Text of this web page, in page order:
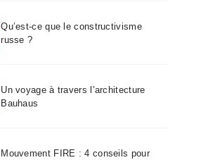
Qu’est-ce que le constructivisme
russe ?
Un voyage à travers l’architecture
Bauhaus
Mouvement FIRE : 4 conseils pour